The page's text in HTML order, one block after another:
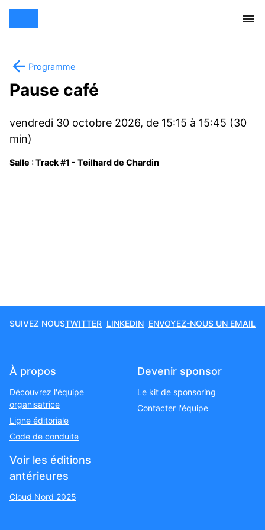
Programme
Pause café
vendredi 30 octobre 2026, de 15:15 à 15:45 (30
min)
Salle : Track #1 - Teilhard de Chardin
SUIVEZ NOUSTWITTER LINKEDIN ENVOYEZ-NOUS UN EMAIL
À propos
Découvrez l'équipe
organisatrice
Ligne éditoriale
Code de conduite
Devenir sponsor
Le kit de sponsoring
Contacter l'équipe
Voir les éditions
antérieures
Cloud Nord 2025